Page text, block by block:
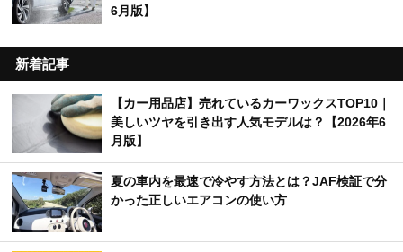
6月版】
新着記事
【カー用品店】売れているカーワックスTOP10｜
美しいツヤを引き出す人気モデルは？【2026年6
月版】
夏の車内を最速で冷やす方法とは？JAF検証で分
かった正しいエアコンの使い方